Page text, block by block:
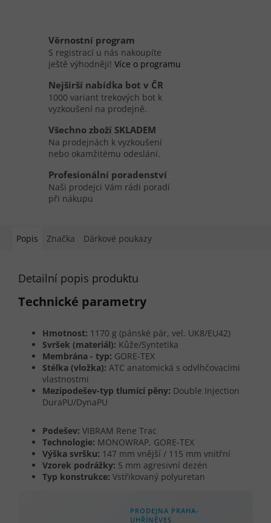
Věrnostní program
S registrací u nás nakoupíte
ještě výhodněji! Více o programu
Nejširší nabídka bot v ČR
1000 variant trekových bot k
vyzkoušení na prodejně.
Všechno zboží SKLADEM
Na prodejnách k vyzkoušení
nebo okamžitému odeslání.
Profesionální poradenství
Naši prodejci Vám rádi poradí
při nákupu
Popis Značka Dárkové poukazy
Detailní popis produktu
Technické parametry
Hmotnost: 1170 g (pánské pár, vel. UK8/EU42)
Svršek (materiál): Kůže/Syntetika
Membrána - typ: GORE-TEX
Stélka (vložka): ATC anatomická s odvlhčovacími
vlastnostmi
Mezipodešev-typ tlumící pěny: Double Injection
DuraPU/DynaPU
Podešev: VIBRAM Rene Trac
Technologie: MONOWRAP, GORE-TEX
Výška svršku: 147 mm vnější / 115 mm vnitřní
Vzorek podrážky: 5 mm agresivní dezén
Typ konstrukce: Vstřikovaný polyuretan
PRODEJNA PRAHA-
UHŘÍNĚVES